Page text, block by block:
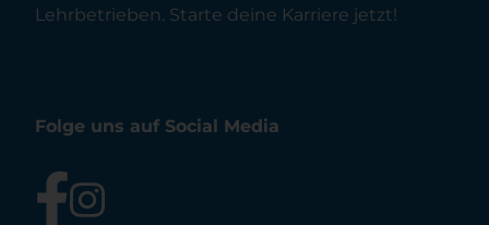
Lehrbetrieben. Starte deine Karriere jetzt!
Folge uns auf Social Media